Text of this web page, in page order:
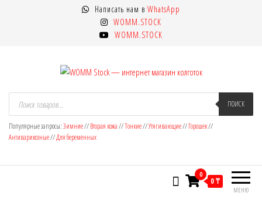
Написать нам в WhatsApp
WOMM.STOCK
WOMM.STOCK
WOMM Stock — интернет магазин
колготок
Колготки MANZI, Naja Street тонкие,
фантазийные, чулки, лосины
Поиск
товаров ПОИСК
Популярные запросы:Зимние//Вторая кожа//Тонкие//Утягивающие//Горошек//
Антиварикозные//Для беременных
МЕНЮ
0
0 ₸